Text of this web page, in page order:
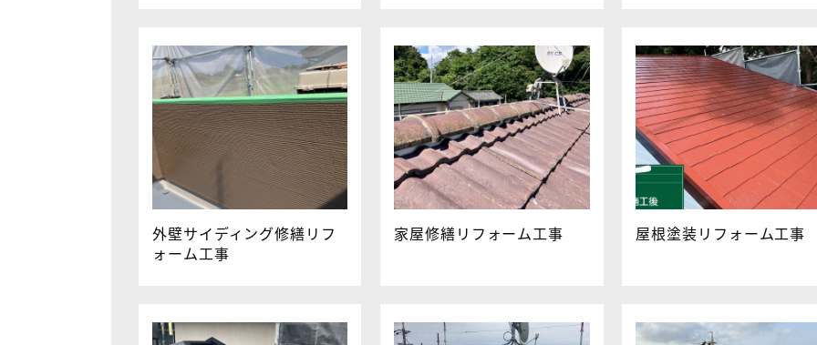
外壁サイディング修繕リフ
ォーム工事
家屋修繕リフォーム工事 屋根塗装リフォーム工事